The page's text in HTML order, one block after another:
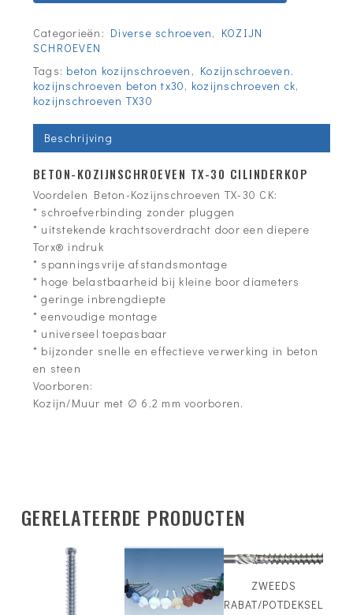
Categorieën: Diverse schroeven, KOZIJN
SCHROEVEN
Tags: beton kozijnschroeven , Kozijnschroeven,
kozijnschroeven beton tx30, kozijnschroeven ck,
kozijnschroeven TX30
Beschrijving
BETON-KOZIJNSCHROEVEN TX-30 CILINDERKOP
Voordelen Beton-Kozijnschroeven TX-30 CK:
* schroefverbinding zonder pluggen
* uitstekende krachtsoverdracht door een diepere
Torx® indruk
* spanningsvrije afstandsmontage
* hoge belastbaarheid bij kleine boor diameters
* geringe inbrengdiepte
* eenvoudige montage
* universeel toepasbaar
* bijzonder snelle en effectieve verwerking in beton
en steen
Voorboren:
Kozijn/Muur met ∅ 6,2 mm voorboren.
GERELATEERDE PRODUCTEN
15.55
ZWEEDS
RABAT/POTDEKSEL